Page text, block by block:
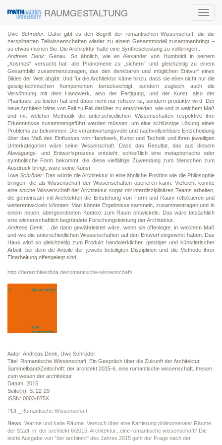
RAUMGESTALTUNG
Uwe Schröder:Dafür gibt es den Begriff der romantischen Wissenschaft, die die
zersplitterten Teilwissenschaften wieder zu einem Gesamtmodell zusammenbringt –
so etwas meinen Sie. Die Architektur hätte eine Syntheseleistung zu vollbringen...
Andreas Denk: Genau. So ähnlich, wie es Alexander von Humboldt in seinem
„Kosmos“ versucht hat: alle Phänomene zu „sichern“ und gleichzeitig zu einem
Gesamtbild zusammenzutragen, das den denkbaren und möglichen Entwurf eines
Bildes der Welt abgibt. Und für die Architektur käme hinzu, dass sie eben nicht nur die
geistig-technischen Komponenten berücksichtigt, sondern zugleich auch die
Versöhnung mit dem Handwerk, also der Fertigung, und der Kunst, also der
Phantasie, zu leisten hat und dabei nicht nur reflexiv ist, sondern produktiv wird. Der
neue Architekt hätte von Fall zu Fall darüber zu entscheiden, wie und in welchem Maß
und mit welcher Methodik die unterschiedlichen Wissenschaften respektive ihre
Erkenntnisse zusammengeführt werden müssen, um eine schlüssige Lösung eines
Problems zu bekommen: Die verantwortungsvolle und nachvollziehbare Entscheidung
über das Maß des Einflusses von Handwerk, Kunst und Technik und ihren jeweiligen
Unterkategorien wäre seine Wissenschaft. Dass das Resultat, das aus diesem
Abwägungs- und Entwurfsprozess entsteht, schließlich eine metaphorische oder
symbolische Form bekommt, die diese vielfältige Zuwendung zum Menschen zum
Ausdruck bringt, wäre seine Kunst.
Uwe Schröder: Das würde die Architektur in eine ähnliche Position wie die Philosophie
bringen, die als Wissenschaft der Wissenschaften operieren kann. Vielleicht könnte
eine solche Wissenschaft der Architektur sogar mit interdisziplinären Teams arbeiten,
die gemeinsam mit Architekten die Entstehung von Form und Raum reflektieren und
weiterentwickeln könnten. Man könnte Ergebnisse sammeln, zusammentragen und in
einem neuen, übergeordneten Kontext zum Raum entwickeln. Das wäre tatsächlich
eine wissenschaftlich begründete Forschungsleistung der Architektur...
Andreas Denk: ...die dann gewährleistet wäre, wenn sie offenlegte, in welchem Maß
und wie die unterschiedlichen Wissenschaften auf den Entwurf eingewirkt haben. Das
Haus wird so gleichzeitig zum Produkt handwerklicher, geistiger und künstlerischer
Arbeit, bei dem die Anteile der jeweils beteiligten Disziplinen und die Methode ihrer
Einarbeitung offengelegt sind.
http://derarchitektbda.de/romantische-wissenschaft/
Autor: Andreas Denk, Uwe Schröder
Titel: Romantische Wissenschaft. Ein Gespräch über die Zukunft der Architektur
Sammelband/Zeitschrift: der architekt 2015-6, eine romantische wissenschaft. thesen
zum wesen der architektur
Datum: 2015
Seite(n): S. 22-29
ISSN: 0003-875X
PDF_Romantische Wissenschaft
News: Warme und kalte Räume. Versuch über eine Kartierung phänomenaler Räume
der Stadt, in: der architekt 6/2015 Architektur...eine romantische wissenschaft? Die
letzte Ausgabe von "der architekt" des Jahres 2015 geht der Frage nach der